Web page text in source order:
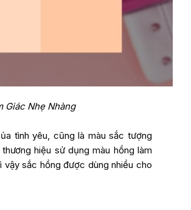
Giác Nhẹ Nhàng
tình yêu, cũng là màu sắc tượng
hiệu sử dụng màu hồng làm
sắc hồng được dùng nhiều cho